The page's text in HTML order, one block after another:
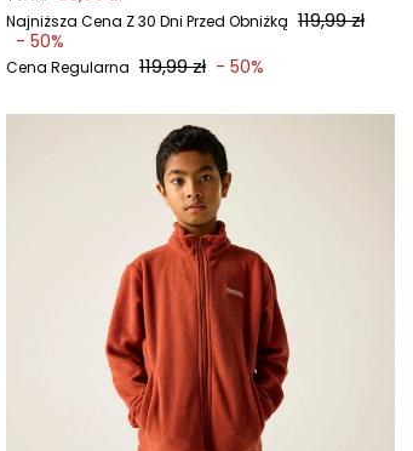
Najniższa Cena Z 30 Dni Przed Obniżką 119,99 zł
- 50%
Cena Regularna 119,99 zł - 50%